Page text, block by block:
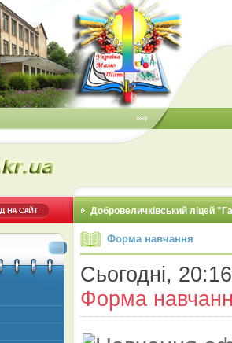
Добровеличківський ліцей
Форма навчання
Сьогодні,
Форма